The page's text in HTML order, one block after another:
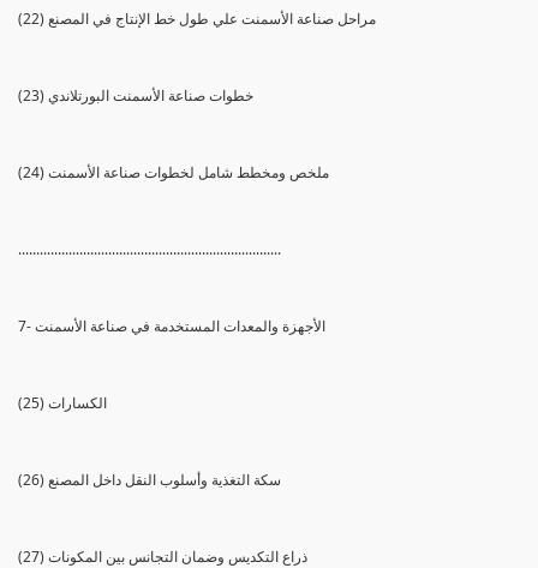
(22) مراحل صناعة الأسمنت علي طول خط الإنتاج في المصنع
(23) خطوات صناعة الأسمنت البورتلاندي
(24) ملخص ومخطط شامل لخطوات صناعة الأسمنت
.........................................................................
7- الأجهزة والمعدات المستخدمة في صناعة الأسمنت
(25) الكسارات
(26) سكة التغذية وأسلوب النقل داخل المصنع
(27) ذراع التكديس وضمان التجانس بين المكونات